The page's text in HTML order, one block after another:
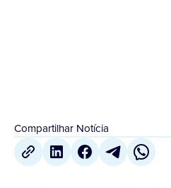
Compartilhar Notícia